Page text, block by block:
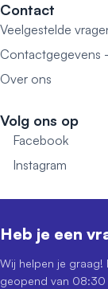
Contact
Veelgestelde
Contactgegevens
Over ons
Volg ons op
Facebook
Instagram
Heb je een
Wij helpen je graag!
geopend van 08:30